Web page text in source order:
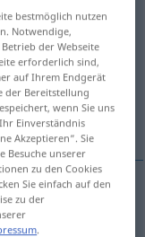
antippen)
bestmöglich nutzen
Notwendige,
der Webseite
erforderlich sind,
auf Ihrem Endgerät
der Bereitstellung
wenn Sie uns
Einverständnis
Akzeptieren“. Sie
Besuche unserer
zu den Cookies
Sie einfach auf den
zu der
.